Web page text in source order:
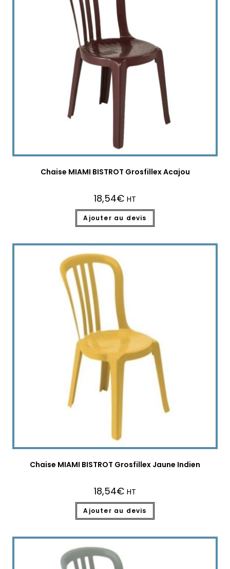
Chaise MIAMI BISTROT Grosfillex Acajou
18,54€ HT
Ajouter au devis
Chaise MIAMI BISTROT Grosfillex Jaune Indien
18,54€ HT
Ajouter au devis